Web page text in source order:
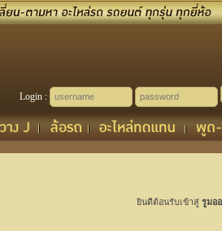
Login :
ยินดีต้อนรับเข้าสู่ รูมอ